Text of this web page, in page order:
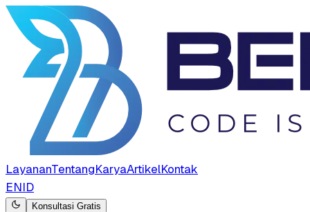
LayananTentangKaryaArtikelKontak
ENID
Konsultasi Gratis